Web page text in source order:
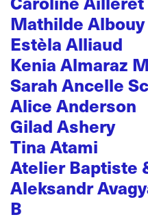
Mathilde Albouy
Estèla Alliaud
Kenia Almaraz
Sarah Ancelle
Alice Anderson
Gilad Ashery
Tina Atami
Atelier Baptiste
Aleksandr
B